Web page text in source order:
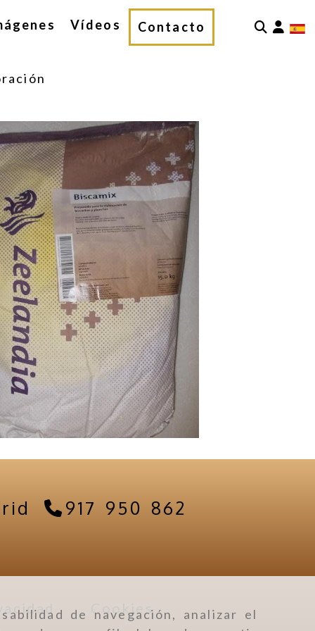
de navegación, analizar el
Vídeos Contacto
917 950 862
Cookies